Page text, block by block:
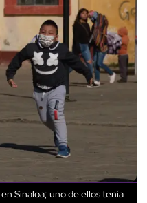
Sinaloa; uno de ellos tenía